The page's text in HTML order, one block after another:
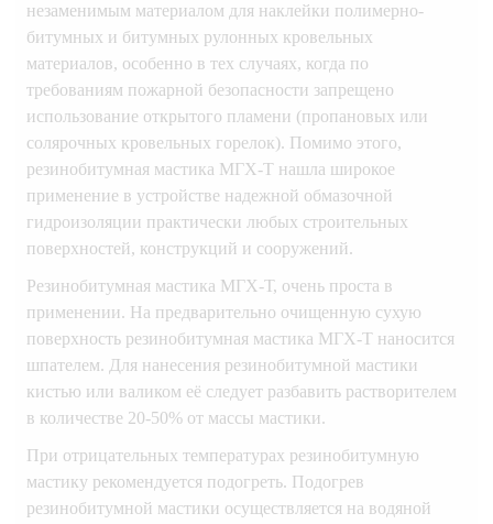
незаменимым материалом для наклейки полимерно-
битумных и битумных рулонных кровельных
материалов, особенно в тех случаях, когда по
требованиям пожарной безопасности запрещено
использование открытого пламени (пропановых или
солярочных кровельных горелок). Помимо этого,
резинобитумная мастика МГХ-Т нашла широкое
применение в устройстве надежной обмазочной
гидроизоляции практически любых строительных
поверхностей, конструкций и сооружений.
Резинобитумная мастика МГХ-Т, очень проста в
применении. На предварительно очищенную сухую
поверхность резинобитумная мастика МГХ-Т наносится
шпателем. Для нанесения резинобитумной мастики
кистью или валиком её следует разбавить растворителем
в количестве 20-50% от массы мастики.
При отрицательных температурах резинобитумную
мастику рекомендуется подогреть. Подогрев
резинобитумной мастики осуществляется на водяной